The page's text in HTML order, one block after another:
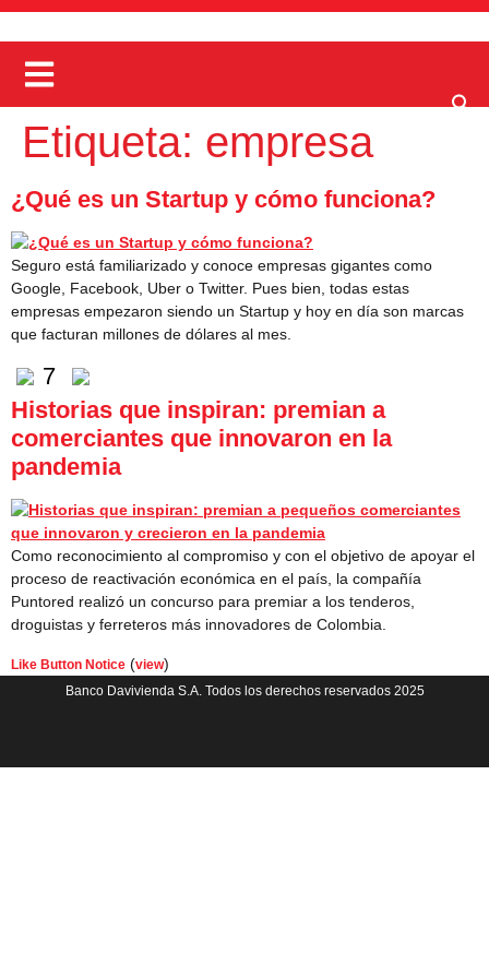
Etiqueta: empresa
¿Qué es un Startup y cómo funciona?
Seguro está familiarizado y conoce empresas gigantes como
Google, Facebook, Uber o Twitter. Pues bien, todas estas
empresas empezaron siendo un Startup y hoy en día son marcas
que facturan millones de dólares al mes.
7
Historias que inspiran: premian a
comerciantes que innovaron en la
pandemia
Como reconocimiento al compromiso y con el objetivo de apoyar el
proceso de reactivación económica en el país, la compañía
Puntored realizó un concurso para premiar a los tenderos,
droguistas y ferreteros más innovadores de Colombia.
Like Button Notice (view)
Banco Davivienda S.A. Todos los derechos reservados 2025